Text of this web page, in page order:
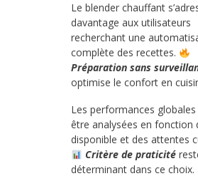
Le blender chauffant
davantage aux utilisateurs
recherchant une
complète des recettes.
Préparation sans
optimise le confort en
Les performances
être analysées en fonction
disponible et des attentes
Critère de praticité
déterminant dans ce choix.